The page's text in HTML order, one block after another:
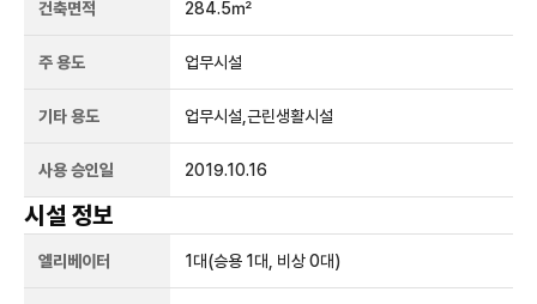
건축면적 284.5㎡
주 용도 업무시설
기타 용도 업무시설,근린생활시설
사용 승인일 2019.10.16
시설 정보
엘리베이터 1 대(승용 1대, 비상 0대)